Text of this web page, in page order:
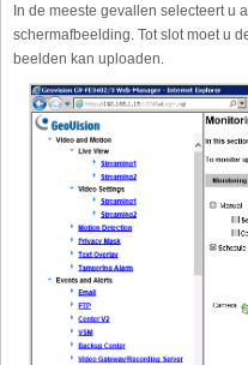
In de meeste gevallen selecteert u
schermafbeelding. Tot slot moet u
beelden kan uploaden.